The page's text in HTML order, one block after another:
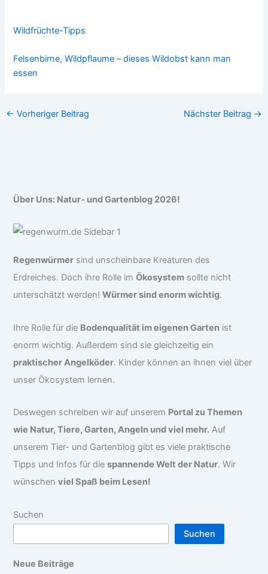
Wildfrüchte-Tipps
Felsenbirne, Wildpflaume – dieses Wildobst kann man
essen
← Vorheriger Beitrag Nächster Beitrag →
Über Uns: Natur- und Gartenblog 2026!
Regenwürmer sind unscheinbare Kreaturen des
Erdreiches. Doch ihre Rolle imÖkosystem sollte nicht
unterschätzt werden!Würmer sind enorm wichtig.
Ihre Rolle für die Bodenqualität im eigenen Garten ist
enorm wichtig. Außerdem sind sie gleichzeitig ein
praktischer Angelköder. Kinder können an ihnen viel über
unser Ökosystem lernen.
Deswegen schreiben wir auf unserem Portal zu Themen
wie Natur, Tiere, Garten, Angeln und viel mehr. Auf
unserem Tier- und Gartenblog gibt es viele praktische
Tipps und Infos für diespannende Welt der Natur. Wir
wünschenviel Spaß beim Lesen!
Suchen
Suchen
Neue Beiträge